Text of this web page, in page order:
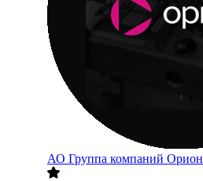
АО Группа компаний Орион